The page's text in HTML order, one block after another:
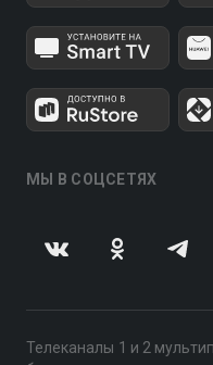
МЫ В СОЦСЕТЯХ
Телеканалы 1 и 2